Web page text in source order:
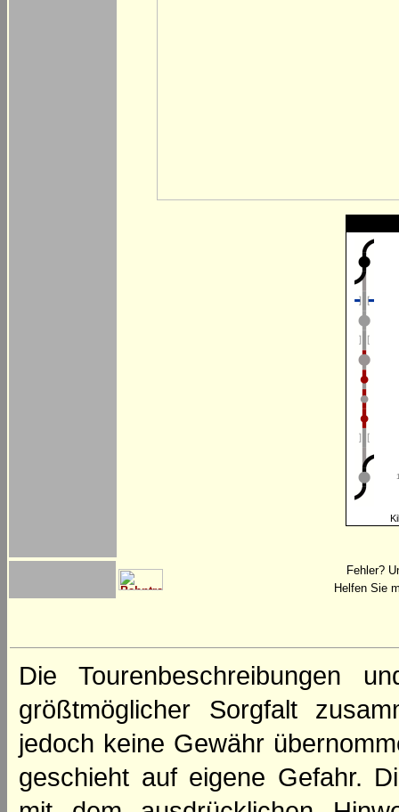
Fehler?
Helfen Sie
Die Tourenbeschreibungen
größtmöglicher Sorgfalt
jedoch keine Gewähr
geschieht auf eigene Gefahr.